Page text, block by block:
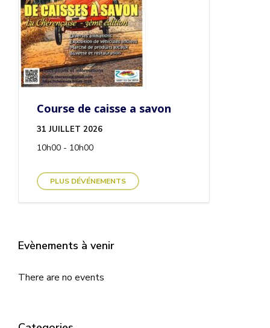
Course de caisse a savon
31 JUILLET 2026
10h00 - 10h00
PLUS DÉVÉNEMENTS
Evènements à venir
There are no events